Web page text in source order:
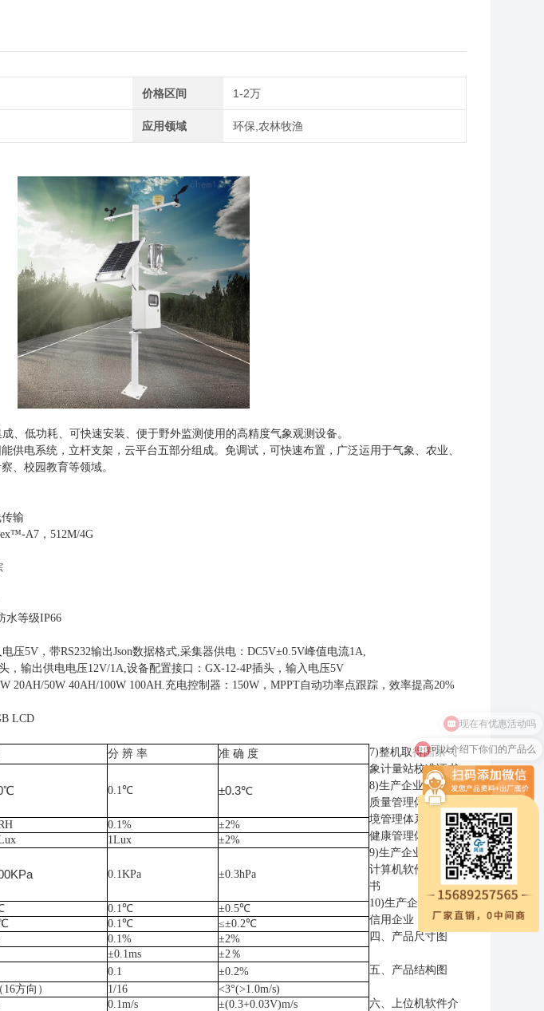
价格区间 1-2万
应用领域 环保,农林牧渔
、低功耗、可快速安装、便于野外监测使用的高精度气象观测设备。
电系统，立杆支架，云平台五部分组成。免调试，可快速布置，广泛运用于气象、农业、
、校园教育等领域。
输
™-A7， 512M/4G
水等级IP66
压5V，带RS232输出Json数据格式,采集器供电： DC5V±0.5V峰值电流1A,
，输出供电电压12V/1A,设备配置接口： GX-12-4P插头，输入电压5V
20AH/50W 40AH/100W 100AH.充电控制器： 150W， MPPT自动功率点跟踪，效率提高20%
LCD
分辨 率 准确 度
0.1℃ ±0.3℃
0.1%
±2%
1Lux ±2%
0.1KPa ±0.3hPa
0.1℃
±0.5℃
0.1℃
≤±0.2℃
0.1%
±2%
±0.1ms
±2％
0.1
±0.2%
方向） 1/16
<3°(>1.0m/s)
0.1m/s
±(0.3+0.03V)m/s
7)整机取得国家气
象计量站校准证书
8)生产企业具有 ISO
质量管理体系、环
境管理体系和职业
健康管理体系认证
9)生产企业具有和
计算机软件注册证
书
10)生产企业为3A 级
信用企业
四、产品尺寸图
五、产品结构图
六、上位机软件介
可以介绍下你们的产品么